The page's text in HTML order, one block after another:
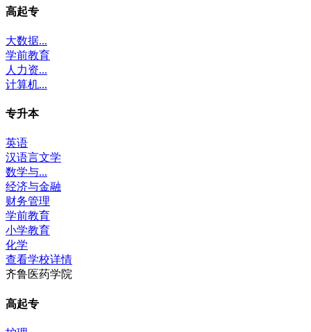
高起专
大数据...
学前教育
人力资...
计算机...
专升本
英语
汉语言文学
数学与...
经济与金融
财务管理
学前教育
小学教育
化学
查看学校详情
齐鲁医药学院
高起专